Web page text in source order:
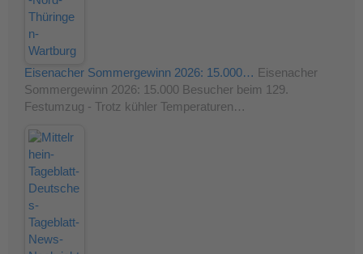
Eisenacher Sommergewinn 2026: 15.000… Eisenacher
Sommergewinn 2026: 15.000 Besucher beim 129.
Festumzug - Trotz kühler Temperaturen…